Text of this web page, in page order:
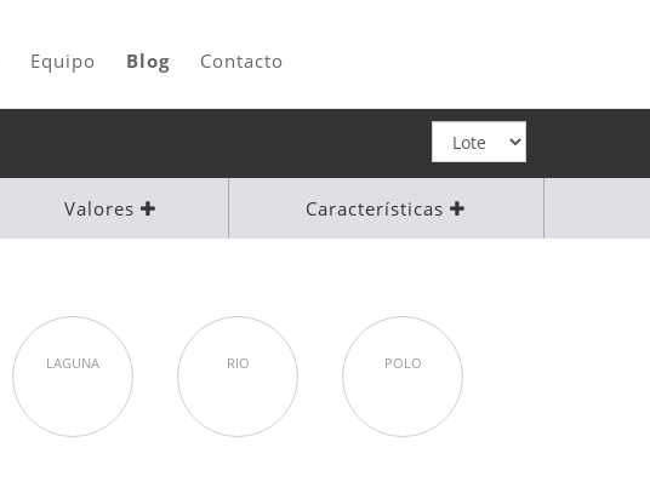
Equipo Blog Contacto
Valores Características
LAGUNA RIO POLO